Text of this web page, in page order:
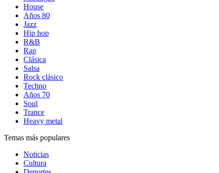
House
Años 80
Jazz
Hip hop
R&B
Rap
Clásica
Salsa
Rock clásico
Techno
Años 70
Soul
Trance
Heavy metal
Temas más populares
Noticias
Cultura